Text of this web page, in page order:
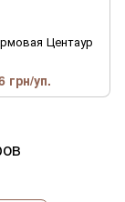
Центаур
грн/уп.